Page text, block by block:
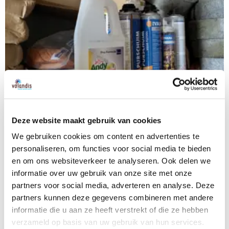
Deze website maakt gebruik van cookies
We gebruiken cookies om content en advertenties te
personaliseren, om functies voor social media te bieden
en om ons websiteverkeer te analyseren. Ook delen we
informatie over uw gebruik van onze site met onze
partners voor social media, adverteren en analyse. Deze
partners kunnen deze gegevens combineren met andere
informatie die u aan ze heeft verstrekt of die ze hebben
verzameld op basis van uw gebruik van hun services.
2
H300, H310, H330, H351, H360, H361, H362,
H372
3
H301, H311, H314, H317, H318, H331, H335,
H370 en H373
4
Overige H-zinnen
hier
Workshops
Wil jij aan de slag met het registreren van
schadelijke stoffen die gebruikt worden door jouw
bedrijf? En wil je meer weten over de Schadelijke
Stoffen Assistent? Volg dan kosteloos en
vrijblijvend een workshops.